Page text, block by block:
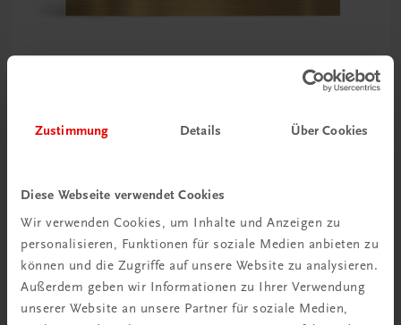
Zustimmung Details Über Cookies
Diese Webseite verwendet Cookies
Wir verwenden Cookies, um Inhalte und Anzeigen zu
personalisieren, Funktionen für soziale Medien anbieten zu
können und die Zugriffe auf unsere Website zu analysieren.
Außerdem geben wir Informationen zu Ihrer Verwendung
unserer Website an unsere Partner für soziale Medien,
TRAUNER Akademie
Gastro Basics – Package
SPAREN SIE MEHR ALS 20%
€ 89,50